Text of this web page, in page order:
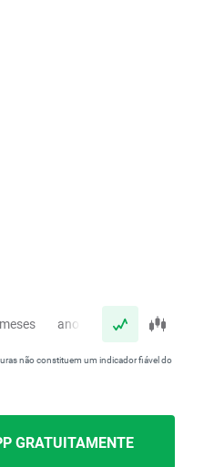
ano
não constituem um indicador fiável do
GRATUITAMENTE